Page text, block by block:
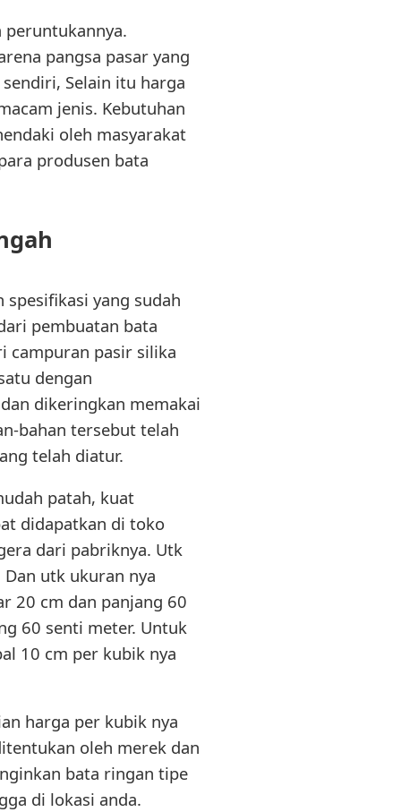
pangsa pasar yang
Selain itu harga
jenis. Kebutuhan
oleh masyarakat
produsen bata
yang sudah
pembuatan bata
campuran pasir silika
dengan
dikeringkan memakai
bahan tersebut telah
telah diatur.
patah, kuat
didapatkan di toko
dari pabriknya. Utk
utk ukuran nya
20 cm dan panjang 60
60 senti meter. Untuk
10 cm per kubik nya
harga per kubik nya
oleh merek dan
bata ringan tipe
di lokasi anda.